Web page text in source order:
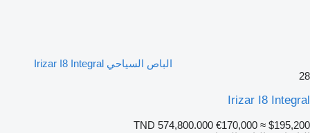
الباص السياحي Irizar I8 Integral
28
Irizar I8 Integral
TND 574,800.000 €170,000 ≈ $195,200